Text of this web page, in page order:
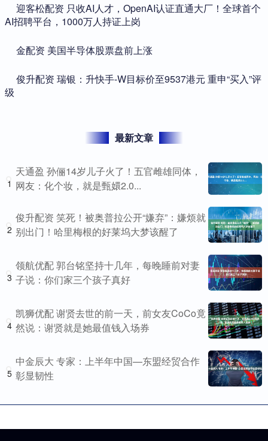
​迎客松配资 只收AI人才，OpenAI认证直通大厂！全球首个
AI招聘平台，1000万人持证上岗
​金配资 美国半导体股票盘前上涨
​俊升配资 瑞银：升快手-W目标价至9537港元 重申“买入”评
级
最新文章
1
天通盈 孙俪14岁儿子火了！五官雌雄同体，
网友：化个妆，就是甄嬛2.0...
2
俊升配资 笑死！被奥普拉公开“嫌弃”：嫌烦就
别出门！哈里梅根的好莱坞大梦该醒了
3
领航优配 郭台铭坚持十几年，每晚睡前对妻
子说：你们家三个孩子真好
4
凯狮优配 谢贤去世的前一天，前女友CoCo竟
然说：谢贤就是她最值钱入场券
5
中金辰大 专家：上半年中国—东盟经贸合作
彰显韧性